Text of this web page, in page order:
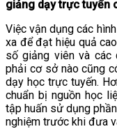
giảng dạy trực tuyến
Việc vận dụng các
xa để đạt hiệu quả
số giảng viên và các
phải cơ sở nào cũng
dạy học trực tuyến.
chuẩn bị nguồn học
tập huấn sử dụng
nghiệm trước khi đưa